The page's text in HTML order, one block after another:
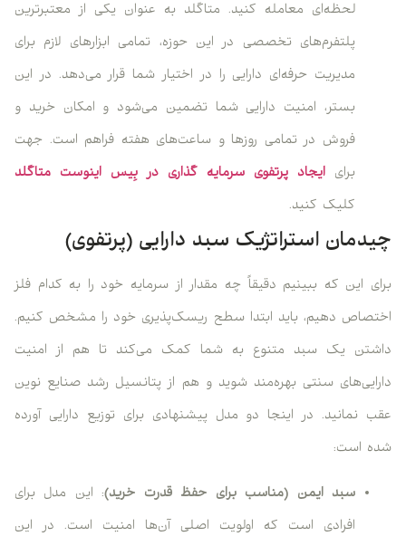
لحظه‌ای معامله کنید. متاگلد به عنوان یکی از معتبرترین
پلتفرم‌های تخصصی در این حوزه، تمامی ابزارهای لازم برای
مدیریت حرفه‌ای دارایی را در اختیار شما قرار می‌دهد. در این
بستر، امنیت دارایی شما تضمین می‌شود و امکان خرید و
فروش در تمامی روزها و ساعت‌های هفته فراهم است. جهت
برای ایجاد پرتفوی سرمایه گذاری در بِیس اینوست متاگلد
کلیک کنید.
چیدمان استراتژیک سبد دارایی (پرتفوی)
برای این که ببینیم دقیقاً چه مقدار از سرمایه خود را به کدام فلز
اختصاص دهیم، باید ابتدا سطح ریسک‌پذیری خود را مشخص کنیم.
داشتن یک سبد متنوع به شما کمک می‌کند تا هم از امنیت
دارایی‌های سنتی بهره‌مند شوید و هم از پتانسیل رشد صنایع نوین
عقب نمانید. در اینجا دو مدل پیشنهادی برای توزیع دارایی آورده
شده است:
سبد ایمن (مناسب برای حفظ قدرت خرید): این مدل برای
افرادی است که اولویت اصلی آن‌ها امنیت است. در این